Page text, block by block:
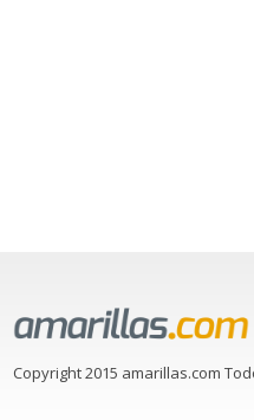
Copyright 2015 amarillas.com